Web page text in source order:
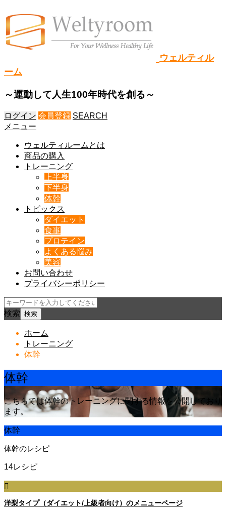
ウェルティル
ーム
～運動して人生100年時代を創る～
ログイン 会員登録 SEARCH
メニュー
ウェルティルームとは
商品の購入
トレーニング
上半身
下半身
体幹
トピックス
ダイエット
食事
プロテイン
よくある悩み
美容
お問い合わせ
プライバシーポリシー
検索
ホーム
トレーニング
体幹
体幹
こちらでは体幹のトレーニングに関する情報を公開しており
ます。
体幹
体幹のレシピ
14レシピ
洋梨タイプ（ダイエット/上級者向け）のメニューページ